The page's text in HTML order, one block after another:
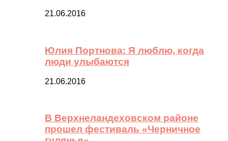
21.06.2016
Юлия Портнова: Я люблю, когда
люди улыбаются
21.06.2016
В Верхнеландеховском районе
прошел фестиваль «Черничное